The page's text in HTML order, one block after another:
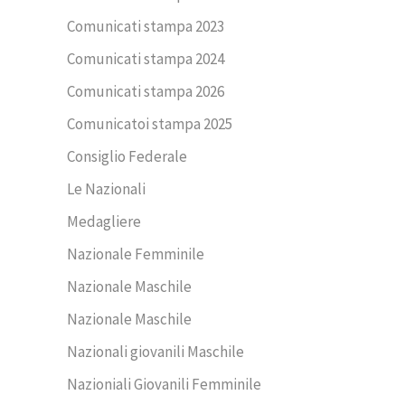
Comunicati stampa 2023
Comunicati stampa 2024
Comunicati stampa 2026
Comunicatoi stampa 2025
Consiglio Federale
Le Nazionali
Medagliere
Nazionale Femminile
Nazionale Maschile
Nazionale Maschile
Nazionali giovanili Maschile
Nazioniali Giovanili Femminile